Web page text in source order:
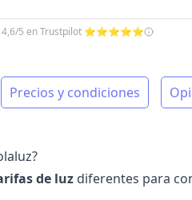
4,6/5 en Trustpilot ⭐⭐⭐⭐⭐
Precios y condiciones
de luzdiferentes para